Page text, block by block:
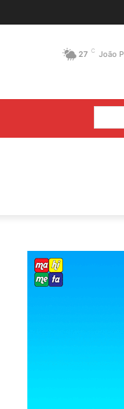
27 C João